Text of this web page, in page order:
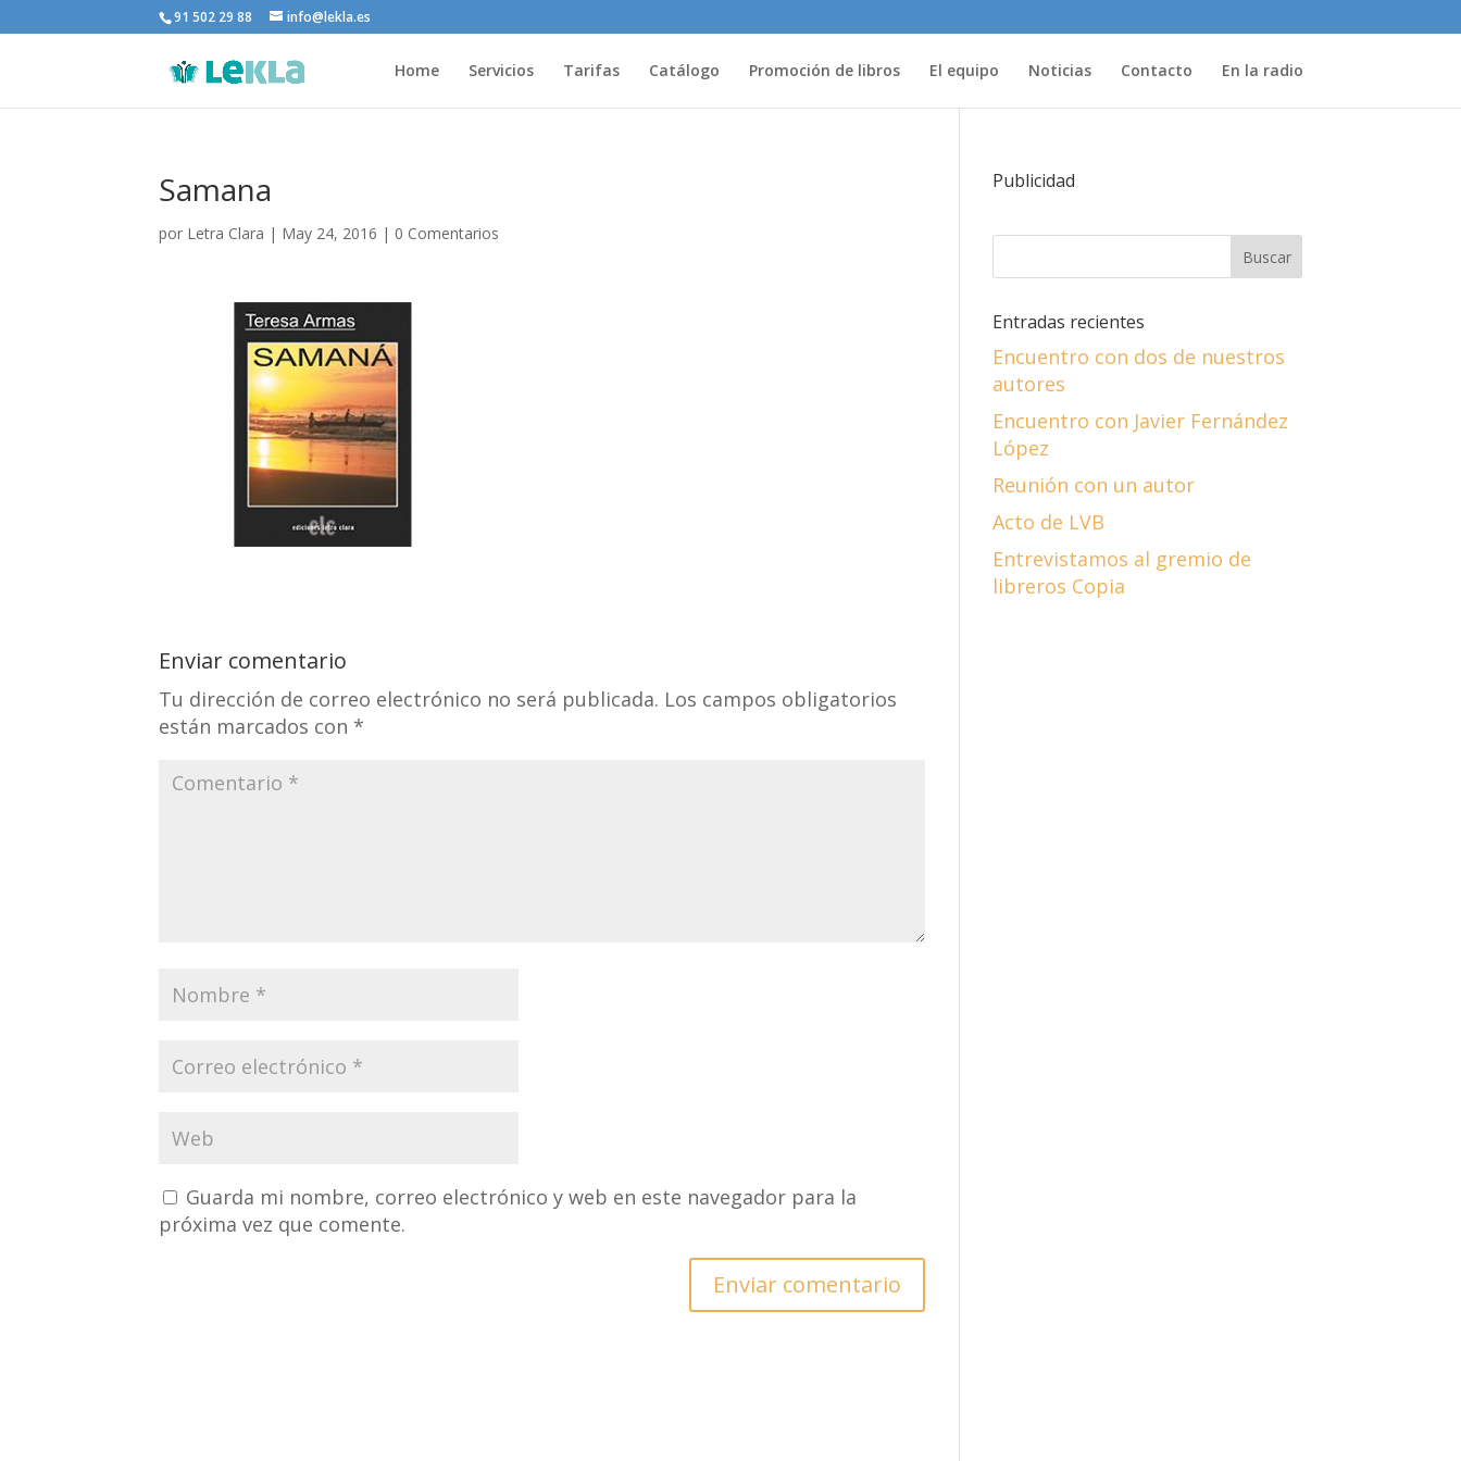
91 502 29 88 info@lekla.es
Home Servicios Tarifas Catálogo Promoción de libros El equipo Noticias Contacto En la radio
Samana
por Letra Clara | May 24, 2016 | 0 Comentarios
Enviar comentario
Tu dirección de correo electrónico no será publicada. Los campos obligatorios
están marcados con *
Guarda mi nombre, correo electrónico y web en este navegador para la
próxima vez que comente.
Publicidad
Entradas recientes
Encuentro con dos de nuestros
autores
Encuentro con Javier Fernández
López
Reunión con un autor
Acto de LVB
Entrevistamos al gremio de
libreros Copia